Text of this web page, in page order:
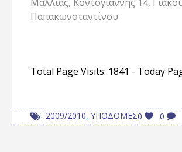
Παπακωνσταντίνου
Total Page Visits: 1841 - Today
0
0
2009/2010, ΥΠΟΔΟΜΕΣ